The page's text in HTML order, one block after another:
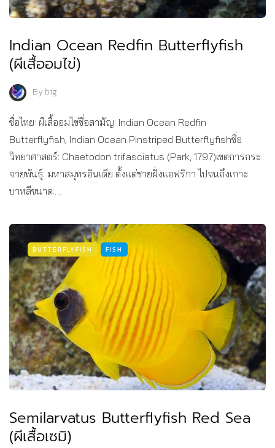
Indian Ocean Redfin Butterflyfish
(ผีเสื้ออมไข่)
Bybig
ชื่อไทย: ผีเสื้ออมไข่ชื่อสามัญ: Indian Ocean Redfin
Butterflyfish, Indian Ocean Pinstriped Butterflyfishชื่อ
วิทยาศาสตร์: Chaetodon trifasciatus (Park, 1797)เขตการกระ
จายพันธุ์: มหาสมุทรอินเดีย ตั้งแต่ชายฝั่งแอฟริกา ไปจนถึงเกาะ
บาหลีขนาด:…
BUTTERFLYFISH FISH
Semilarvatus Butterflyfish Red Sea
(ผีเสื้อเซมิ)